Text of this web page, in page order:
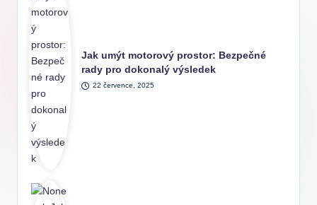
Jak umýt motorový prostor: Bezpečné
rady pro dokonalý výsledek
22 července, 2025